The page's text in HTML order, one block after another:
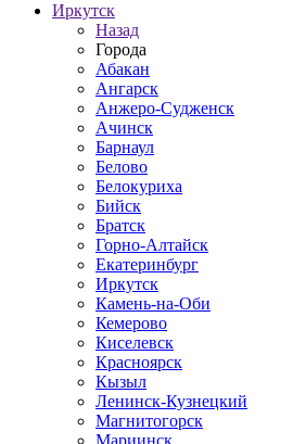
Иркутск
Назад
Города
Абакан
Ангарск
Анжеро-Судженск
Ачинск
Барнаул
Белово
Белокуриха
Бийск
Братск
Горно-Алтайск
Екатеринбург
Иркутск
Камень-на-Оби
Кемерово
Киселевск
Красноярск
Кызыл
Ленинск-Кузнецкий
Магнитогорск
Мариинск